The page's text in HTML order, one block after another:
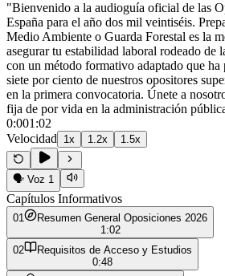
"Bienvenido a la audioguía oficial de las
España para el año dos mil veintiséis.
Medio Ambiente o Guarda Forestal es la
asegurar tu estabilidad laboral rodeado de
con un método formativo adaptado que
siete por ciento de nuestros opositores
en la primera convocatoria. Únete a
fija de por vida en la administración
0:001:02
Velocidad
1x 1.2x 1.5x
🗣️ Voz 1
Capítulos Informativos
01
Resumen General Oposiciones 2026
1:02
02
Requisitos de Acceso y Estudios
0:48